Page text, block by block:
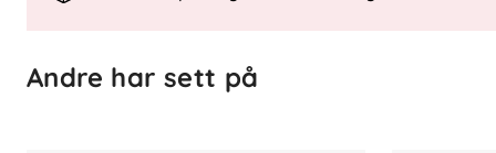
Andre har sett på